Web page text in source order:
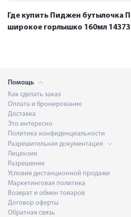
Где купить Пиджен бутылочка
широкое горлышко 160мл 14373
Помощь
Как сделать заказ
Оплата и бронирование
Доставка
Это интересно
Политика конфиденциальности
Разрешительная документация
Лицензия
Разрешение
Условия дистанционной продажи
Маркетинговая политика
Возврат и обмен товаров
Договор оферты
Обратная связь